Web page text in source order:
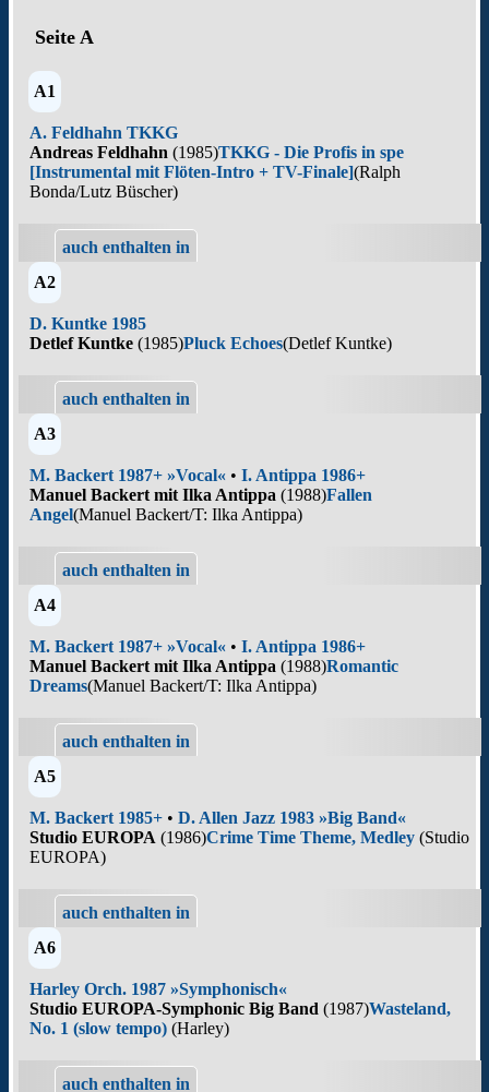
Seite A
A1
A. Feldhahn TKKG
Andreas Feldhahn (1985)TKKG - Die Profis in spe
[Instrumental mit Flöten-Intro + TV-Finale](Ralph
Bonda/Lutz Büscher)
auch enthalten in
A2
D. Kuntke 1985
Detlef Kuntke (1985)Pluck Echoes(Detlef Kuntke)
auch enthalten in
A3
M. Backert 1987+ »Vocal« • I. Antippa 1986+
Manuel Backert mit Ilka Antippa (1988)Fallen
Angel(Manuel Backert/T: Ilka Antippa)
auch enthalten in
A4
M. Backert 1987+ »Vocal« • I. Antippa 1986+
Manuel Backert mit Ilka Antippa (1988)Romantic
Dreams(Manuel Backert/T: Ilka Antippa)
auch enthalten in
A5
M. Backert 1985+ • D. Allen Jazz 1983 »Big Band«
Studio EUROPA (1986)Crime Time Theme, Medley (Studio
EUROPA)
auch enthalten in
A6
Harley Orch. 1987 »Symphonisch«
Studio EUROPA-Symphonic Big Band (1987)Wasteland,
No. 1 (slow tempo) (Harley)
auch enthalten in